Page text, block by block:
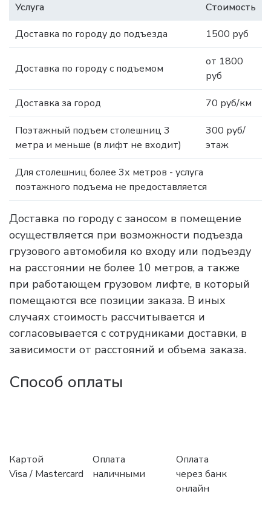
Услуга
Стоимость
Доставка по городу до подъезда
1500 руб
Доставка по городу с подъемом
от 1800
руб
Доставка за город 70 руб/км
Поэтажный подъем столешниц 3
метра и меньше (в лифт не входит)
300 руб/
этаж
Для столешниц более 3х метров - услуга
поэтажного подъема не предоставляется
Доставка по городу с заносом в помещение
осуществляется при возможности подъезда
грузового автомобиля ко входу или подъезду
на расстоянии не более 10 метров, а также
при работающем грузовом лифте, в который
помещаются все позиции заказа. В иных
случаях стоимость рассчитывается и
согласовывается с сотрудниками доставки, в
зависимости от расстояний и объема заказа.
Способ оплаты
Картой
Visa / Mastercard
Оплата
наличными
Оплата
через банк
онлайн